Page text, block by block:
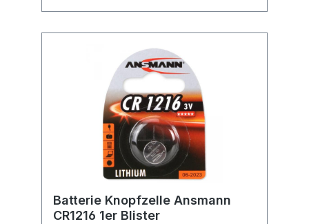
Batterie Knopfzelle Ansmann
CR1216 1er Blister